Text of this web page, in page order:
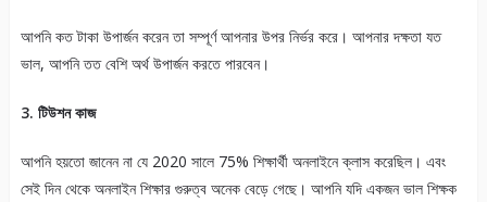
আপনি কত টাকা উপার্জন করেন তা সম্পূর্ণ আপনার উপর নির্ভর করে। আপনার দক্ষতা যত
ভাল, আপনি তত বেশি অর্থ উপার্জন করতে পারবেন।
3. টিউশন কাজ
আপনি হয়তো জানেন না যে 2020 সালে 75% শিক্ষার্থী অনলাইনে ক্লাস করেছিল। এবং
সেই দিন থেকে অনলাইন শিক্ষার গুরুত্ব অনেক বেড়ে গেছে। আপনি যদি একজন ভাল শিক্ষক